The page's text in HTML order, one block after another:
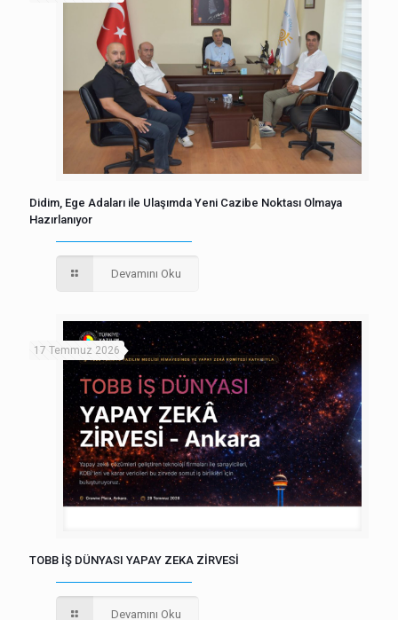
Didim, Ege Adaları ile Ulaşımda Yeni Cazibe Noktası Olmaya
Hazırlanıyor
Devamını Oku
17 Temmuz 2026
TOBB İŞ DÜNYASI YAPAY ZEKA ZİRVESİ
Devamını Oku